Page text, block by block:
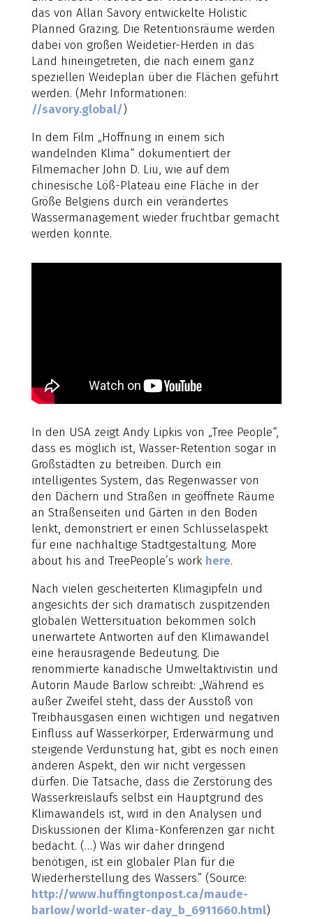
das von Allan Savory entwickelte Holistic
Planned Grazing. Die Retentionsräume werden
dabei von großen Weidetier-Herden in das
Land hineingetreten, die nach einem ganz
speziellen Weideplan über die Flächen geführt
werden. (Mehr Informationen:
//savory.global/)
In dem Film „Hoffnung in einem sich
wandelnden Klima“ dokumentiert der
Filmemacher John D. Liu, wie auf dem
chinesische Löß-Plateau eine Fläche in der
Größe Belgiens durch ein verändertes
Wassermanagement wieder fruchtbar gemacht
werden konnte.
In den USA zeigt Andy Lipkis von „Tree People“,
dass es möglich ist, Wasser-Retention sogar in
Großstädten zu betreiben. Durch ein
intelligentes System, das Regenwasser von
den Dächern und Straßen in geöffnete Räume
an Straßenseiten und Gärten in den Boden
lenkt, demonstriert er einen Schlüsselaspekt
für eine nachhaltige Stadtgestaltung. More
about his and TreePeople’s work here.
Nach vielen gescheiterten Klimagipfeln und
angesichts der sich dramatisch zuspitzenden
globalen Wettersituation bekommen solch
unerwartete Antworten auf den Klimawandel
eine herausragende Bedeutung. Die
renommierte kanadische Umweltaktivistin und
Autorin Maude Barlow schreibt: „Während es
außer Zweifel steht, dass der Ausstoß von
Treibhausgasen einen wichtigen und negativen
Einfluss auf Wasserkörper, Erderwärmung und
steigende Verdunstung hat, gibt es noch einen
anderen Aspekt, den wir nicht vergessen
dürfen. Die Tatsache, dass die Zerstörung des
Wasserkreislaufs selbst ein Hauptgrund des
Klimawandels ist, wird in den Analysen und
Diskussionen der Klima-Konferenzen gar nicht
bedacht. (…) Was wir daher dringend
benötigen, ist ein globaler Plan für die
Wiederherstellung des Wassers.” (Source:
http://www.huffingtonpost.ca/maude-
barlow/world-water-day_b_6911660.html)